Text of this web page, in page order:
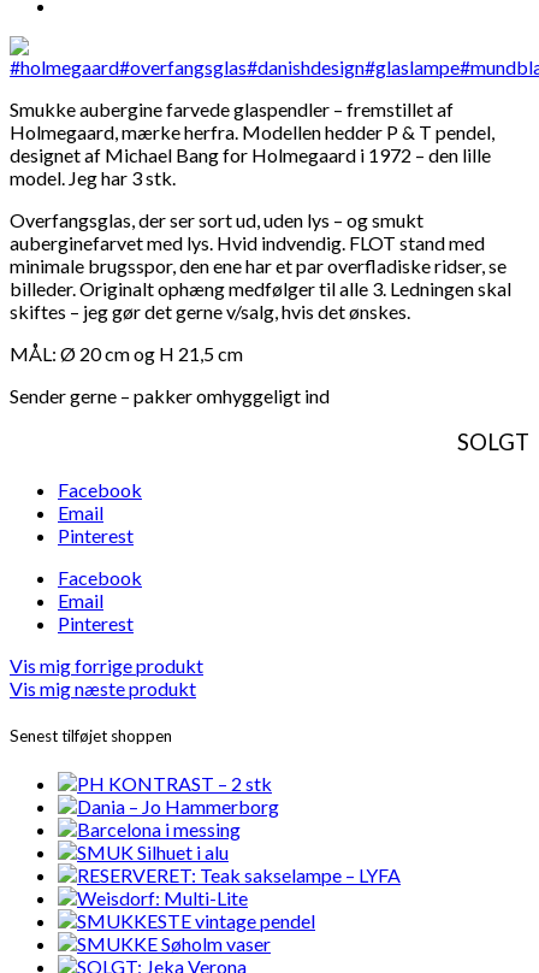
Smukke aubergine farvede glaspendler – fremstillet af
Holmegaard, mærke herfra. Modellen hedder P & T pendel,
designet af Michael Bang for Holmegaard i 1972 – den lille
model. Jeg har 3 stk.
Overfangsglas, der ser sort ud, uden lys – og smukt
auberginefarvet med lys. Hvid indvendig. FLOT stand med
minimale brugsspor, den ene har et par overfladiske ridser, se
billeder. Originalt ophæng medfølger til alle 3. Ledningen skal
skiftes – jeg gør det gerne v/salg, hvis det ønskes.
MÅL: Ø 20 cm og H 21,5 cm
Sender gerne – pakker omhyggeligt ind
SOLGT
Facebook
Email
Pinterest
Facebook
Email
Pinterest
Vis mig forrige produkt
Vis mig næste produkt
Senest tilføjet shoppen